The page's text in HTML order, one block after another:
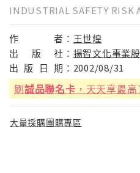
INDUSTRIAL SAFETY RISK
作 者： 王世煌
出
版 社： 揚智文化事業
出 版 日 期： 2002/08/31
刷誠品聯名卡 ，天天享最
大量採購團購專區